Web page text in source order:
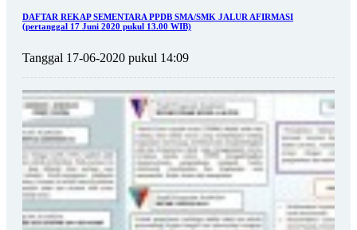
DAFTAR REKAP SEMENTARA PPDB SMA/SMK JALUR AFIRMASI
(pertanggal 17 Juni 2020 pukul 13.00 WIB)
Tanggal 17-06-2020 pukul 14:09